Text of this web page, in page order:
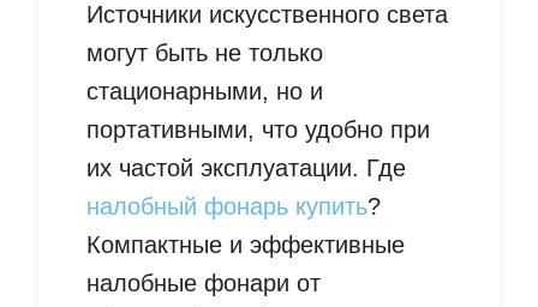
Источники искусственного света
могут быть не только
стационарными, но и
портативными, что удобно при
их частой эксплуатации. Где
налобный фонарь купить?
Компактные и эффективные
налобные фонари от